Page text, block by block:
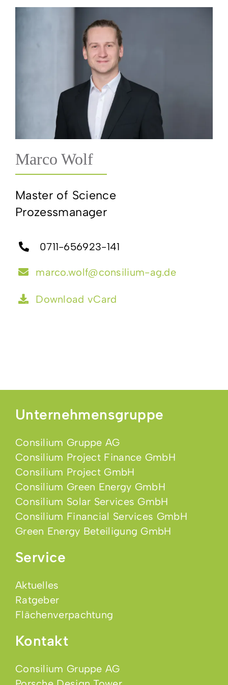
Marco Wolf
Master of Science
Prozessmanager
0711-656923-141
marco.wolf@consilium-ag.de
Download vCard
Unternehmensgruppe
Consilium Gruppe AG
Consilium Project Finance GmbH
Consilium Project GmbH
Consilium Green Energy GmbH
Consilium Solar Services GmbH
Consilium Financial Services GmbH
Green Energy Beteiligung GmbH
Service
Aktuelles
Ratgeber
Flächenverpachtung
Kontakt
Consilium Gruppe AG